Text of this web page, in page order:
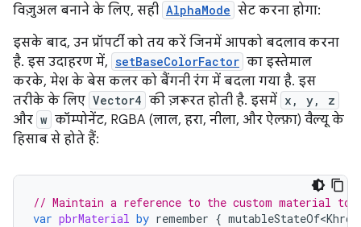
विज़ुअल बनाने के लिए, सही AlphaMode सेट करना होगा:
इसके बाद, उन प्रॉपर्टी को तय करें जिनमें आपको बदलाव करना
है. इस उदाहरण में, setBaseColorFactor का इस्तेमाल
करके, मेश के बेस कलर को बैंगनी रंग में बदला गया है. इस
तरीके के लिए Vector4 की ज़रूरत होती है. इसमें x, y, z
और w कॉम्पोनेंट, RGBA (लाल, हरा, नीला, और ऐल्फ़ा) वैल्यू के
हिसाब से होते हैं:
// Maintain a reference to the custom material to
var pbrMaterial by remember {